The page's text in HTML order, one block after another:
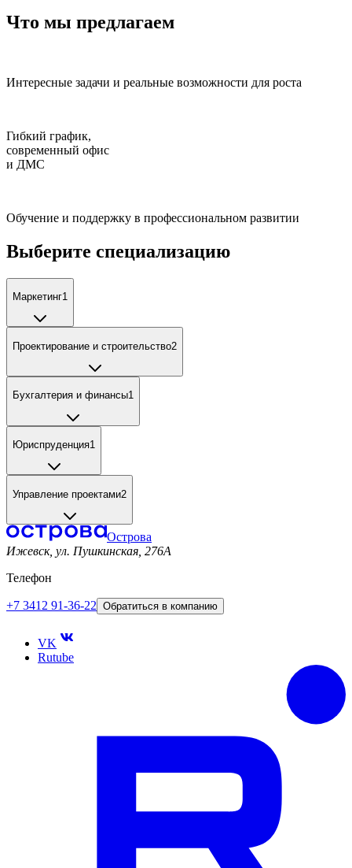
Что мы предлагаем
Интересные задачи и реальные возможности для роста
Гибкий график,
современный офис
и ДМС
Обучение и поддержку в профессиональном развитии
Выберите специализацию
Маркетинг1
Проектирование и строительство2
Бухгалтерия и финансы1
Юриспруденция1
Управление проектами2
Острова
Ижевск, ул. Пушкинская, 276A
Телефон
+7 3412 91-36-22 Обратиться в компанию
VK
Rutube